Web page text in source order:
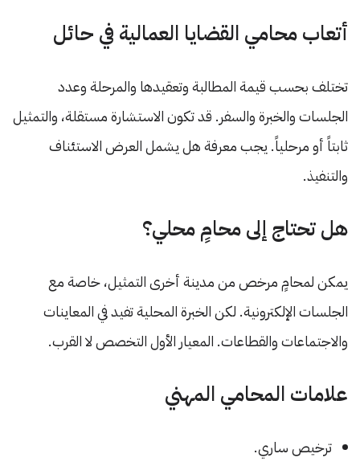
أتعاب محامي القضايا العمالية في حائل
تختلف بحسب قيمة المطالبة وتعقيدها والمرحلة وعدد
الجلسات والخبرة والسفر. قد تكون الاستشارة مستقلة، والتمثيل
ثابتاً أو مرحلياً. يجب معرفة هل يشمل العرض الاستئناف
والتنفيذ.
هل تحتاج إلى محامٍ محلي؟
يمكن لمحامٍ مرخص من مدينة أخرى التمثيل، خاصة مع
الجلسات الإلكترونية. لكن الخبرة المحلية تفيد في المعاينات
والاجتماعات والقطاعات. المعيار الأول التخصص لا القرب.
علامات المحامي المهني
ترخيص ساري.